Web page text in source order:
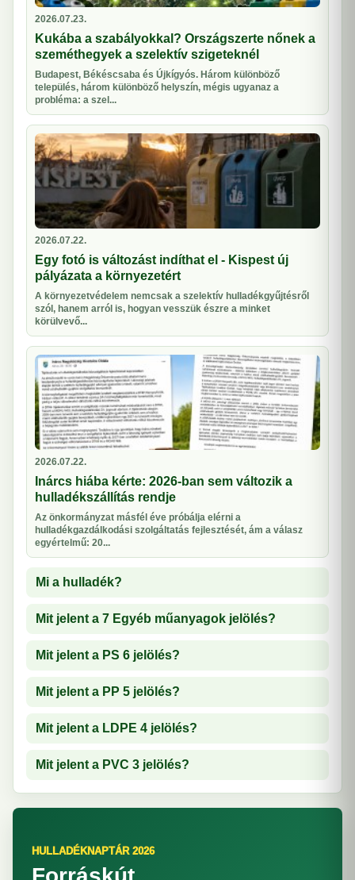
2026.07.23.
Kukába a szabályokkal? Országszerte nőnek a
szeméthegyek a szelektív szigeteknél
Budapest, Békéscsaba és Újkígyós. Három különböző
település, három különböző helyszín, mégis ugyanaz a
probléma: a szel...
2026.07.22.
Egy fotó is változást indíthat el - Kispest új
pályázata a környezetért
A környezetvédelem nemcsak a szelektív hulladékgyűjtésről
szól, hanem arról is, hogyan vesszük észre a minket
körülvevő...
2026.07.22.
Inárcs hiába kérte: 2026-ban sem változik a
hulladékszállítás rendje
Az önkormányzat másfél éve próbálja elérni a
hulladékgazdálkodási szolgáltatás fejlesztését, ám a válasz
egyértelmű: 20...
Mi a hulladék?
Mit jelent a 7 Egyéb műanyagok jelölés?
Mit jelent a PS 6 jelölés?
Mit jelent a PP 5 jelölés?
Mit jelent a LDPE 4 jelölés?
Mit jelent a PVC 3 jelölés?
HULLADÉKNAPTÁR 2026